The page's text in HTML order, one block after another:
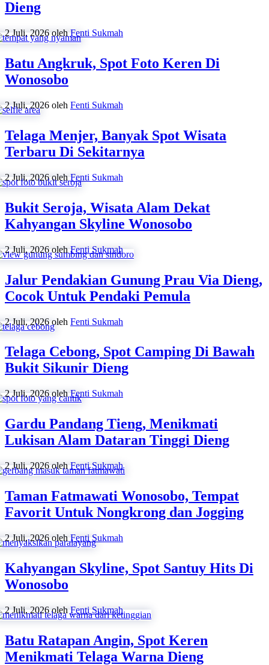
Dieng
2 Juli, 2026 olehFenti Sukmah
Batu Angkruk, Spot Foto Keren Di
Wonosobo
2 Juli, 2026 oleh Fenti Sukmah
Telaga Menjer, Banyak Spot Wisata
Terbaru Di Sekitarnya
2 Juli, 2026 olehFenti Sukmah
Bukit Seroja, Wisata Alam Dekat
Kahyangan Skyline Wonosobo
2 Juli, 2026 olehFenti Sukmah
Jalur Pendakian Gunung Prau Via Dieng,
Cocok Untuk Pendaki Pemula
2 Juli, 2026 oleh Fenti Sukmah
Telaga Cebong, Spot Camping Di Bawah
Bukit Sikunir Dieng
2 Juli, 2026 olehFenti Sukmah
Gardu Pandang Tieng, Menikmati
Lukisan Alam Dataran Tinggi Dieng
2 Juli, 2026 olehFenti Sukmah
Taman Fatmawati Wonosobo, Tempat
Favorit Untuk Nongkrong dan Jogging
2 Juli, 2026 olehFenti Sukmah
Kahyangan Skyline, Spot Santuy Hits Di
Wonosobo
2 Juli, 2026 olehFenti Sukmah
Batu Ratapan Angin, Spot Keren
Menikmati Telaga Warna Dieng